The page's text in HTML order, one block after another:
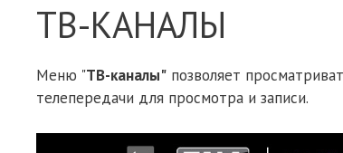
ТВ-КАНАЛЫ
Меню "ТВ-каналы" позволяет
телепередачи для просмотра и записи.